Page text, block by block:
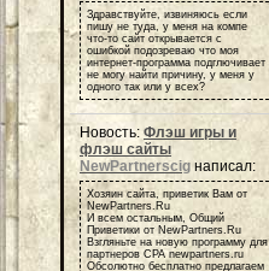
Здравствуйте, извиняюсь если
пишу не туда, у меня на компе
что-то сайт открывается с
ошибкой подозреваю что моя
интернет-программа подглючивает
не могу найти причину, у меня у
одного так или у всех?
Новость: Флэш игры и
флэш сайты
NewPartnerscig написал:
Хозяин сайта, приветик Вам от
NewPartners.Ru
И всем остальным, Общий
Приветики от NewPartners.Ru
Взгляньте на новую программу для
партнеров СРА newpartners.ru
Обсолютно бесплатно предлагаем